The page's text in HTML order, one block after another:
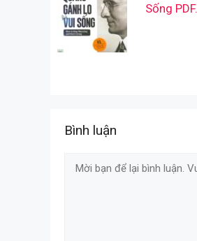
Sống PDF.
Bình luận
Comment